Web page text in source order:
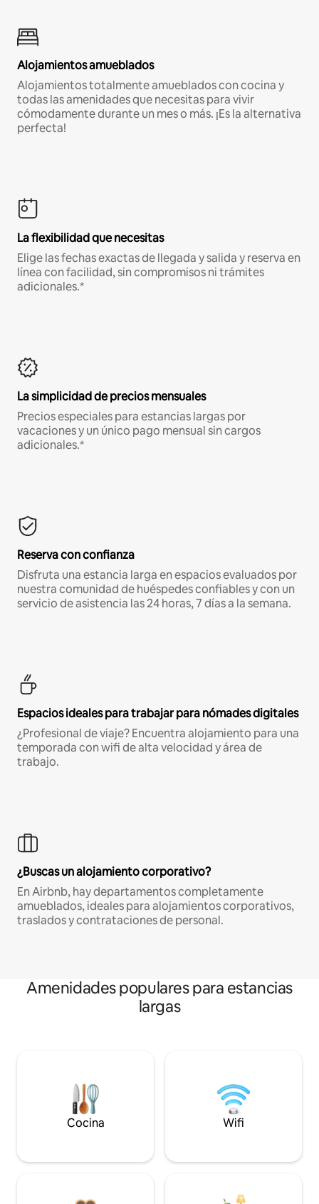
Alojamientos amueblados
Alojamientos totalmente amueblados con cocina y
todas las amenidades que necesitas para vivir
cómodamente durante un mes o más. ¡Es la alternativa
perfecta!
La flexibilidad que necesitas
Elige las fechas exactas de llegada y salida y reserva en
línea con facilidad, sin compromisos ni trámites
adicionales.*
La simplicidad de precios mensuales
Precios especiales para estancias largas por
vacaciones y un único pago mensual sin cargos
adicionales.*
Reserva con confianza
Disfruta una estancia larga en espacios evaluados por
nuestra comunidad de huéspedes confiables y con un
servicio de asistencia las 24 horas, 7 días a la semana.
Espacios ideales para trabajar para nómades digitales
¿Profesional de viaje? Encuentra alojamiento para una
temporada con wifi de alta velocidad y área de
trabajo.
¿Buscas un alojamiento corporativo?
En Airbnb, hay departamentos completamente
amueblados, ideales para alojamientos corporativos,
traslados y contrataciones de personal.
Amenidades populares para estancias
largas
Cocina Wifi